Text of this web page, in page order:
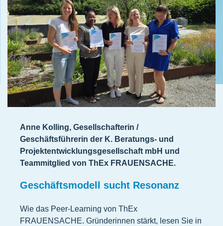
Anne Kolling, Gesellschafterin /
Geschäftsführerin der K. Beratungs- und
Projektentwicklungsgesellschaft mbH und
Teammitglied von ThEx FRAUENSACHE.
Geschäftsmodell sucht Resonanz
Wie das Peer-Learning von ThEx
FRAUENSACHE. Gründerinnen stärkt, lesen Sie in